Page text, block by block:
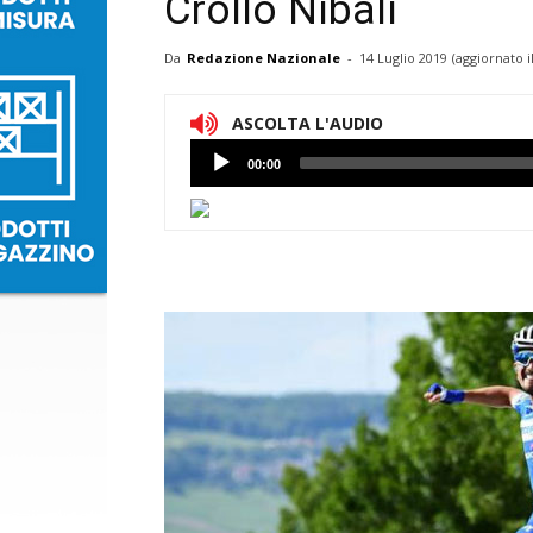
Crollo Nibali
Da Redazione Nazionale - 14 Luglio 2019 (aggiornato il
ASCOLTA L'AUDIO
Lettore
Audio
00:00